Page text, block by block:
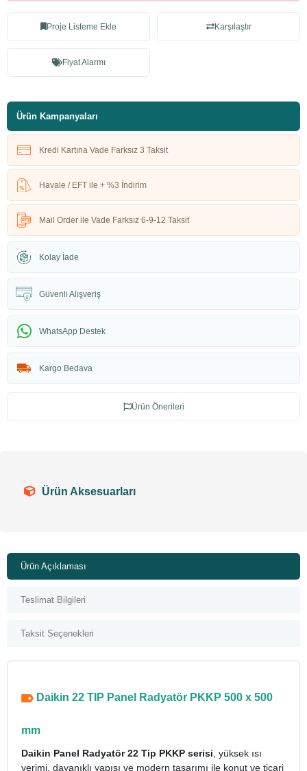
Proje Listeme Ekle Karşılaştır
Fiyat Alarmı
Ürün Kampanyaları
Kredi Kartına Vade Farksız 3 Taksit
Havale / EFT ile + %3 İndirim
Mail Order ile Vade Farksız 6-9-12 Taksit
Kolay İade
Güvenli Alışveriş
WhatsApp Destek
Kargo Bedava
Ürün Önerileri
Ürün Aksesuarları
Ürün Açıklaması
Teslimat Bilgileri
Taksit Seçenekleri
Daikin 22 TIP Panel Radyatör PKKP 500 x 500
mm
Daikin Panel Radyatör 22 Tip PKKP serisi , yüksek ısı
verimi, dayanıklı yapısı ve modern tasarımı ile konut ve ticari